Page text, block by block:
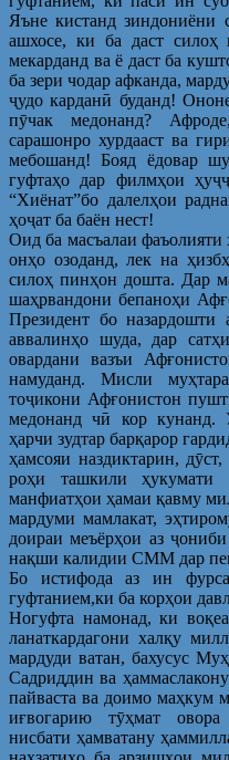
Яъне кистанд зиндониёни
ашхосе, ки ба даст силоҳ
мекарданд ва ё даст ба
ба зери чодар афканда,
ҷудо карданӣ буданд!
пӯчак медонанд?
сарашонро хурдааст ва
мебошанд! Бояд ёдовар
гуфтаҳо дар филмҳои
“Хиёнат”бо далелҳои
ҳоҷат ба баён нест!
Оид ба масъалаи фаъолияти
онҳо озоданд, лек на
силоҳ пинҳон дошта. Дар
шаҳрвандони бепаноҳи
Президент бо
аввалинҳо шуда, дар
овардани вазъи
намуданд. Мисли
тоҷикони Афғонистон
медонанд чӣ кор
ҳарчи зудтар барқарор
ҳамсояи наздиктарин,
роҳи ташкили ҳукумати
манфиатҳои ҳамаи қавму
мардуми мамлакат,
доираи меъёрҳои аз
нақши калидии СММ дар
Бо истифода аз ин
гуфтанием,ки ба корҳои
Ногуфта намонад, ки
ланаткардагони халқу
мардуди ватан, бахусус
Садриддин ва
пайваста ва доимо маҳкум
иғвогарию тӯҳмат
нисбати ҳамватану